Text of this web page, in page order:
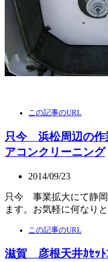
この記事のURL
只今 浜松周辺の作
アコンクリーニング
2014/09/23
只今 事業拡大にて静岡
ます。お気軽に何なり
この記事のURL
滋賀 彦根天井ｶｾｯﾄ